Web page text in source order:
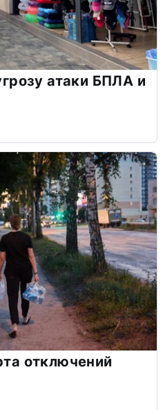
атаки БПЛА и
отключений